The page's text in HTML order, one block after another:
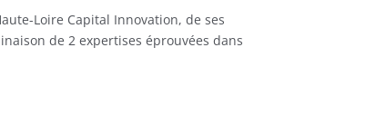
Loire Capital Innovation, de ses
de 2 expertises éprouvées dans